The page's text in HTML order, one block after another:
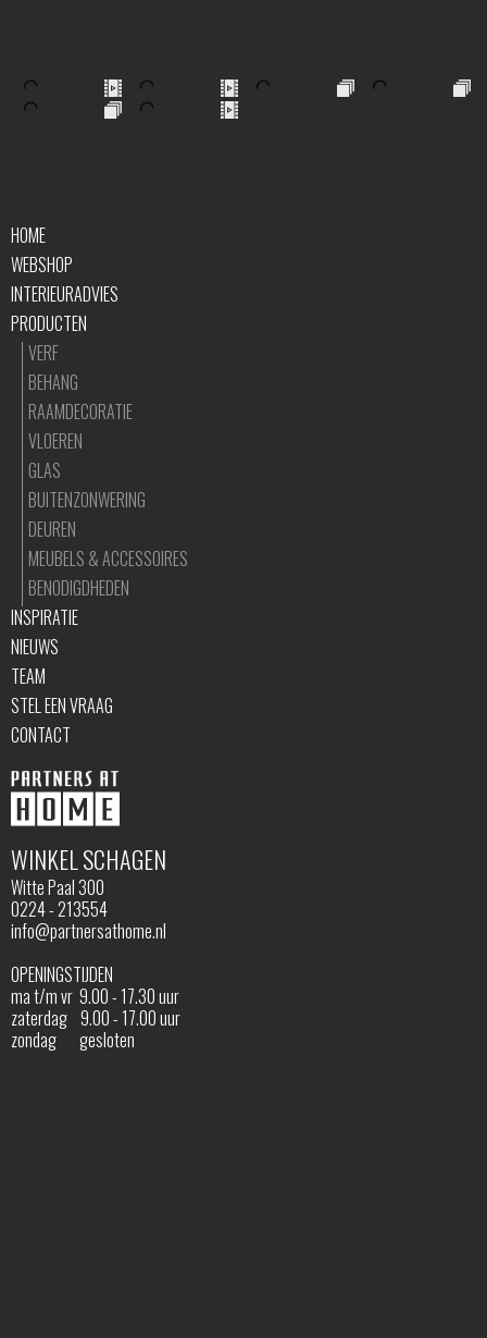
WINKEL SCHAGEN
Witte Paal 300
0224 - 213554
info@partnersathome.nl
OPENINGSTIJDEN
ma t/m vr 9.00 - 17.30 uur
zaterdag 9.00 - 17.00 uur
zondag gesloten
HOME
WEBSHOP
INTERIEURADVIES
PRODUCTEN
VERF
BEHANG
RAAMDECORATIE
VLOEREN
GLAS
BUITENZONWERING
DEUREN
MEUBELS & ACCESSOIRES
BENODIGDHEDEN
INSPIRATIE
NIEUWS
TEAM
STEL EEN VRAAG
CONTACT